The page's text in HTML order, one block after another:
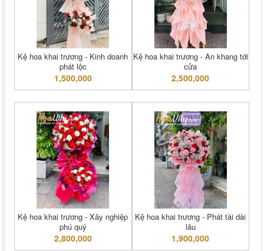
Kệ hoa khai trương - Kinh doanh
phát lộc
1,500,000
Kệ hoa khai trương - An khang tới
cửa
2,500,000
Kệ hoa khai trương - Xây nghiệp
phú quý
2,800,000
Kệ hoa khai trương - Phát tài dài
lâu
1,900,000